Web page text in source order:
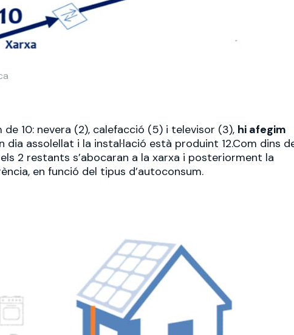
10: nevera (2), calefacció (5) i televisor (3), hi afegim
dia assolellat i la instal·lació està produint 12.Com dins
2 restants s’abocaran a la xarxa i posteriorment la
en funció del tipus d’autoconsum.